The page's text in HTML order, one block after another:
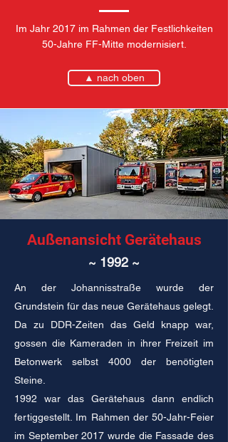
Im Jahr 2017 im Rahmen der Festlichkeiten
50-Jahre FF-Mitte modernisiert.
▲ nach oben
Außenansicht Gerätehaus
~ 1992 ~
An der Johannisstraße wurde der
Grundstein für das neue Gerätehaus gelegt.
Da zu DDR-Zeiten das Geld knapp war,
gossen die Kameraden in ihrer Freizeit im
Betonwerk selbst 4000 der benötigten
Steine.
1992 war das Gerätehaus dann endlich
fertiggestellt. Im Rahmen der 50-Jahr-Feier
im September 2017 wurde die Fassade des